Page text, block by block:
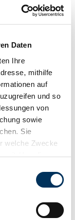
Daten
Ihre
mithilfe
auf
und so
von
sowie
Sie
welche Zwecke
über die
Lage